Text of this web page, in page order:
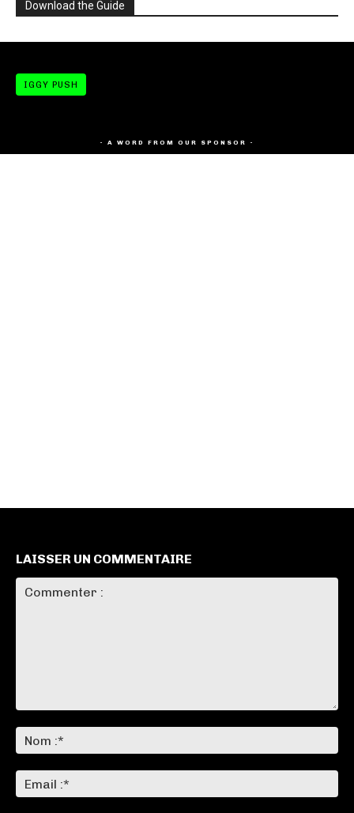
Download the Guide
IGGY PUSH
- A WORD FROM OUR SPONSOR -
LAISSER UN COMMENTAIRE
:*
:*